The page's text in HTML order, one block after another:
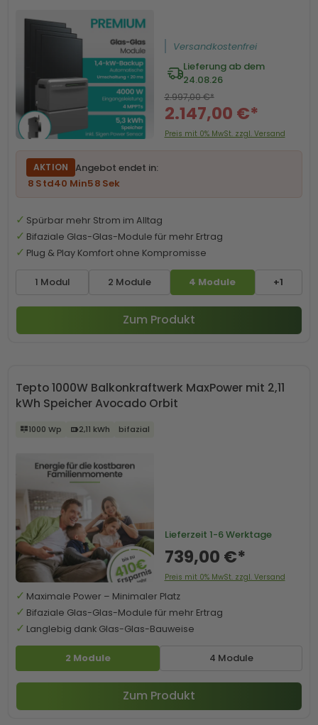
1 Modul 2 Module 4 Module +1
Versandkostenfrei
Lieferung ab dem
24.08.26
2.147,00 €*
2.997,00 €*
Preis mit 0% MwSt. zzgl. Versand
AKTION
Angebot endet in:
8 Std40 Min57 Sek
Spürbar mehr Strom im Alltag
Bifaziale Glas-Glas-Module für mehr Ertrag
Plug & Play Komfort ohne Kompromisse
Zum Produkt
Tepto 1000W Balkonkraftwerk MaxPower mit 2,11
kWh Speicher Avocado Orbit
1000 Wp 2,11 kWh bifazial
2 Module 4 Module
Lieferzeit 1-6 Werktage
739,00 €*
Preis mit 0% MwSt. zzgl. Versand
Maximale Power – Minimaler Platz
Bifaziale Glas-Glas-Module für mehr Ertrag
Langlebig dank Glas-Glas-Bauweise
Zum Produkt